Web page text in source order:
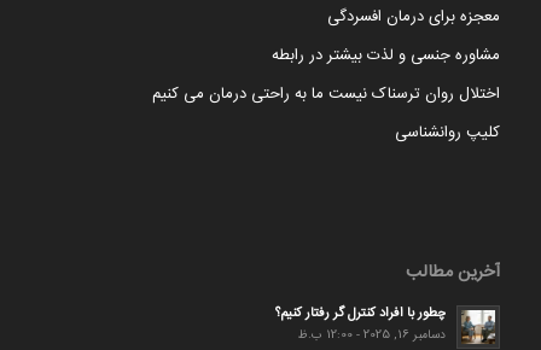
معجزه برای درمان افسردگی
مشاوره جنسی و لذت بیشتر در رابطه
اختلال روان ترسناک نیست ما به راحتی درمان می کنیم
کلیپ روانشناسی
آخرین مطالب
چطور با افراد کنترل گر رفتار کنیم؟
دسامبر 16, 2025 - 12:00 ب.ظ